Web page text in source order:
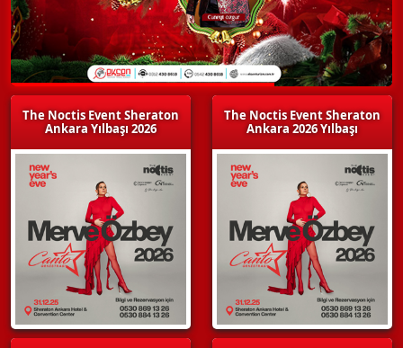
The Noctis Event Sheraton
Ankara Yılbaşı 2026
The Noctis Event Sheraton
Ankara 2026 Yılbaşı